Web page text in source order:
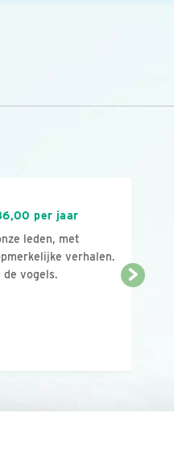
per jaar
leden, met
verhalen.
de vogels.